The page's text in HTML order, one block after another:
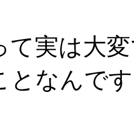
て実は大
となんで